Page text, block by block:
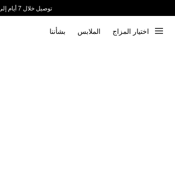
توصيل خلال 7 أيام إلى جميع دول الخليج
اختيار المزاج الملابس بشأننا